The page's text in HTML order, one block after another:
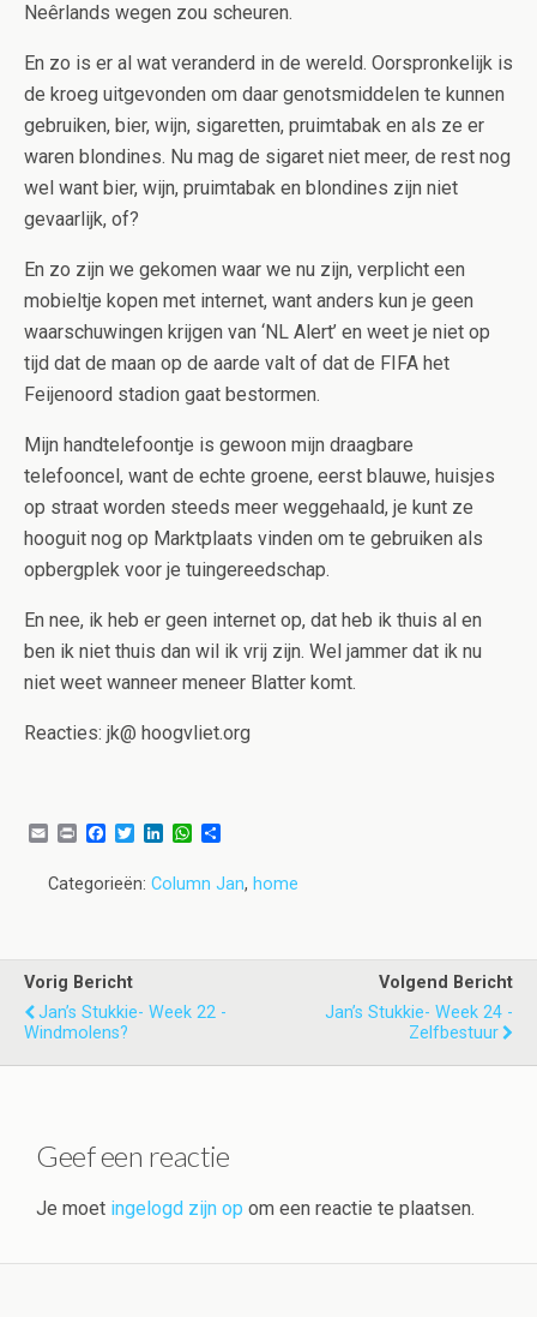
Neêrlands wegen zou scheuren.
En zo is er al wat veranderd in de wereld. Oorspronkelijk is
de kroeg uitgevonden om daar genotsmiddelen te kunnen
gebruiken, bier, wijn, sigaretten, pruimtabak en als ze er
waren blondines. Nu mag de sigaret niet meer, de rest nog
wel want bier, wijn, pruimtabak en blondines zijn niet
gevaarlijk, of?
En zo zijn we gekomen waar we nu zijn, verplicht een
mobieltje kopen met internet, want anders kun je geen
waarschuwingen krijgen van ‘NL Alert’ en weet je niet op
tijd dat de maan op de aarde valt of dat de FIFA het
Feijenoord stadion gaat bestormen.
Mijn handtelefoontje is gewoon mijn draagbare
telefooncel, want de echte groene, eerst blauwe, huisjes
op straat worden steeds meer weggehaald, je kunt ze
hooguit nog op Marktplaats vinden om te gebruiken als
opbergplek voor je tuingereedschap.
En nee, ik heb er geen internet op, dat heb ik thuis al en
ben ik niet thuis dan wil ik vrij zijn. Wel jammer dat ik nu
niet weet wanneer meneer Blatter komt.
Reacties: jk@ hoogvliet.org
a
i
P
n
F
c
e
T
t
L
k
W
t
l
e
Categorieën: Column Jan, home
Vorig Bericht
Jan’s Stukkie- Week 22 -
Windmolens?
Volgend Bericht
Jan’s Stukkie- Week 24 -
Zelfbestuur
Geef een reactie
Je moet ingelogd zijn op om een reactie te plaatsen.